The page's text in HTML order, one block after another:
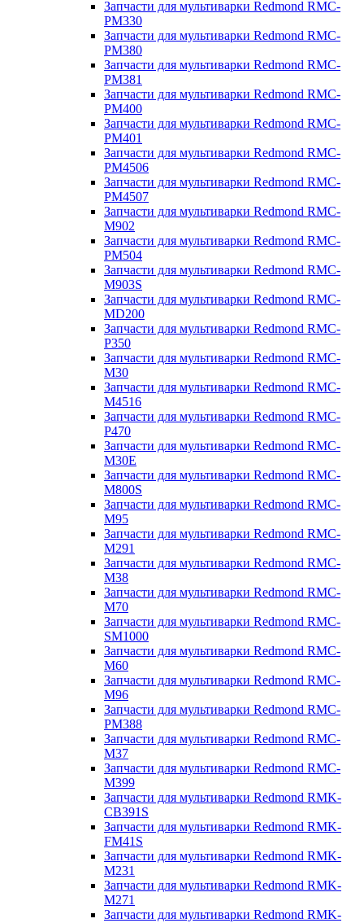
Запчасти для мультиварки Redmond RMC-
PM330
Запчасти для мультиварки Redmond RMC-
PM380
Запчасти для мультиварки Redmond RMC-
PM381
Запчасти для мультиварки Redmond RMC-
PM400
Запчасти для мультиварки Redmond RMC-
PM401
Запчасти для мультиварки Redmond RMC-
PM4506
Запчасти для мультиварки Redmond RMC-
PM4507
Запчасти для мультиварки Redmond RMC-
M902
Запчасти для мультиварки Redmond RMC-
PM504
Запчасти для мультиварки Redmond RMC-
M903S
Запчасти для мультиварки Redmond RMC-
MD200
Запчасти для мультиварки Redmond RMC-
P350
Запчасти для мультиварки Redmond RMC-
M30
Запчасти для мультиварки Redmond RMC-
M4516
Запчасти для мультиварки Redmond RMC-
P470
Запчасти для мультиварки Redmond RMC-
M30E
Запчасти для мультиварки Redmond RMC-
M800S
Запчасти для мультиварки Redmond RMC-
M95
Запчасти для мультиварки Redmond RMC-
M291
Запчасти для мультиварки Redmond RMC-
M38
Запчасти для мультиварки Redmond RMC-
M70
Запчасти для мультиварки Redmond RMC-
SM1000
Запчасти для мультиварки Redmond RMC-
M60
Запчасти для мультиварки Redmond RMC-
M96
Запчасти для мультиварки Redmond RMC-
PM388
Запчасти для мультиварки Redmond RMC-
M37
Запчасти для мультиварки Redmond RMC-
M399
Запчасти для мультиварки Redmond RMK-
CB391S
Запчасти для мультиварки Redmond RMK-
FM41S
Запчасти для мультиварки Redmond RMK-
M231
Запчасти для мультиварки Redmond RMK-
M271
Запчасти для мультиварки Redmond RMK-